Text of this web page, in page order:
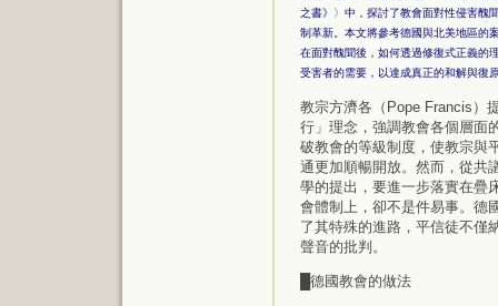
之書》〉中，探討了教會面對性侵害醜
制革新。本文將參考德國與北美地區的
在面對醜聞後，如何透過修復式正義的
受害者的需要，以達成真正的和解與復
教宗方濟各（Pope Francis）
行」理念，強調教會各個層面
破教會的等級制度，使教宗與
通更加順暢開放。然而，從共
學的提出，要進一步落實在疊
會體制上，卻不是件易事。德
了其特殊的進路，平信徒不僅
聲音的批判。
█德國教會的做法